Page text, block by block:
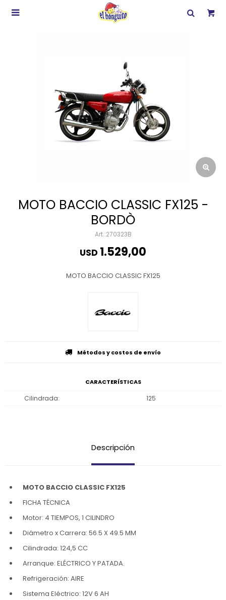

MOTO BACCIO CLASSIC FX125 -
BORDÒ
270323B
USD 1.529,00
MOTO BACCIO CLASSIC FX125
Métodos y costos de envío
CARACTERÍSTICAS
Cilindrada 125
Descripción
MOTO BACCIO CLASSIC FX125
FICHA TÉCNICA
Motor: 4 TIEMPOS, 1 CILINDRO
Diámetro x Carrera: 56.5 X 49.5 MM
Cilindrada: 124,5 CC
Arranque: ELÉCTRICO Y PATADA.
Refrigeración: AIRE
Sistema Eléctrico: 12V 6 AH